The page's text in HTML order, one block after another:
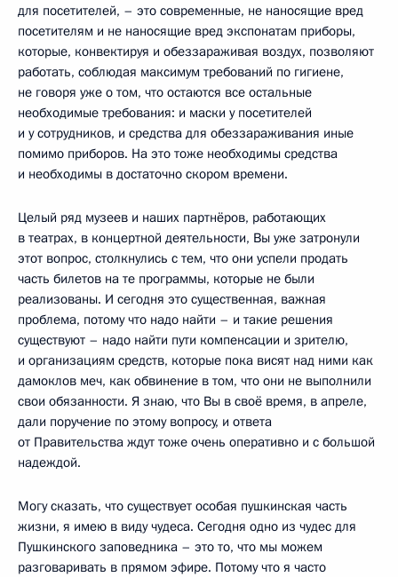
для посетителей, – это современные, не наносящие вред
посетителям и не наносящие вред экспонатам приборы,
которые, конвектируя и обеззараживая воздух, позволяют
работать, соблюдая максимум требований по гигиене,
не говоря уже о том, что остаются все остальные
необходимые требования: и маски у посетителей
и у сотрудников, и средства для обеззараживания иные
помимо приборов. На это тоже необходимы средства
и необходимы в достаточно скором времени.
Целый ряд музеев и наших партнёров, работающих
в театрах, в концертной деятельности, Вы уже затронули
этот вопрос, столкнулись с тем, что они успели продать
часть билетов на те программы, которые не были
реализованы. И сегодня это существенная, важная
проблема, потому что надо найти – и такие решения
существуют – надо найти пути компенсации и зрителю,
и организациям средств, которые пока висят над ними как
дамоклов меч, как обвинение в том, что они не выполнили
свои обязанности. Я знаю, что Вы в своё время, в апреле,
дали поручение по этому вопросу, и ответа
от Правительства ждут тоже очень оперативно и с большой
надеждой.
Могу сказать, что существует особая пушкинская часть
жизни, я имею в виду чудеса. Сегодня одно из чудес для
Пушкинского заповедника – это то, что мы можем
разговаривать в прямом эфире. Потому что я часто